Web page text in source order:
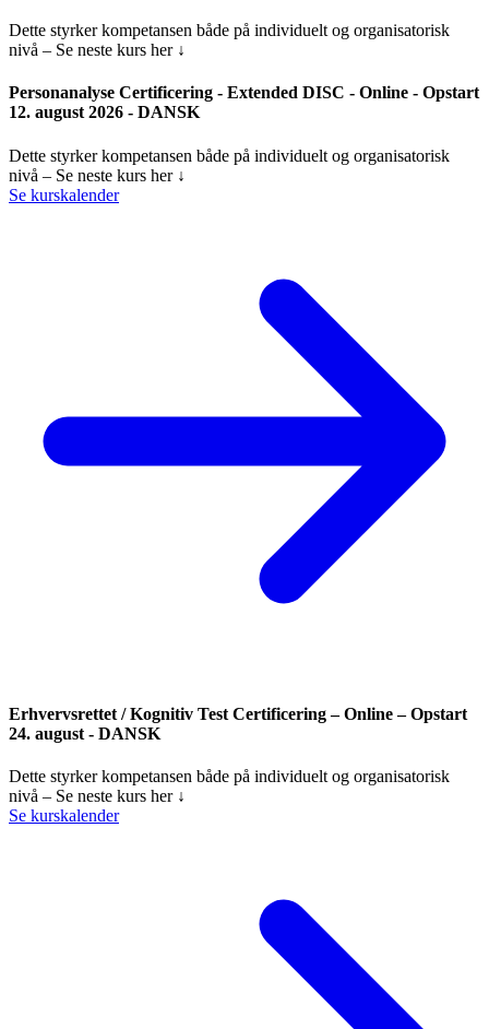
Dette styrker kompetansen både på individuelt og organisatorisk
nivå – Se neste kurs her ↓
Personanalyse Certificering - Extended DISC - Online - Opstart
12. august 2026 - DANSK
Dette styrker kompetansen både på individuelt og organisatorisk
nivå – Se neste kurs her ↓
Se kurskalender
Erhvervsrettet / Kognitiv Test Certificering – Online – Opstart
24. august - DANSK
Dette styrker kompetansen både på individuelt og organisatorisk
nivå – Se neste kurs her ↓
Se kurskalender